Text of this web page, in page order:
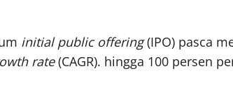
initial public offering(IPO) pasca
rate(CAGR). hingga 100 persen